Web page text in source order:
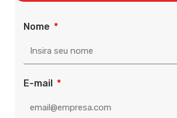
Nome
E-mail